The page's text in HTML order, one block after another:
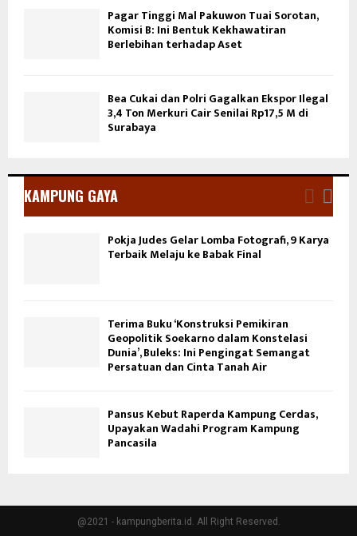
Pagar Tinggi Mal Pakuwon Tuai Sorotan,
Komisi B: Ini Bentuk Kekhawatiran
Berlebihan terhadap Aset
Bea Cukai dan Polri Gagalkan Ekspor Ilegal
3,4 Ton Merkuri Cair Senilai Rp17,5 M di
Surabaya
KAMPUNG GAYA
Pokja Judes Gelar Lomba Fotografi, 9 Karya
Terbaik Melaju ke Babak Final
Terima Buku ‘Konstruksi Pemikiran
Geopolitik Soekarno dalam Konstelasi
Dunia’, Buleks: Ini Pengingat Semangat
Persatuan dan Cinta Tanah Air
Pansus Kebut Raperda Kampung Cerdas,
Upayakan Wadahi Program Kampung
Pancasila
@2021 - kampungberita.id. All Right Reserved.